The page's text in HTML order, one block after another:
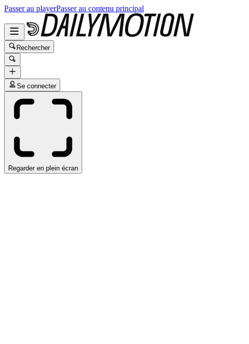
Passer au playerPasser au contenu principal
Rechercher
Se connecter
Regarder en plein écran